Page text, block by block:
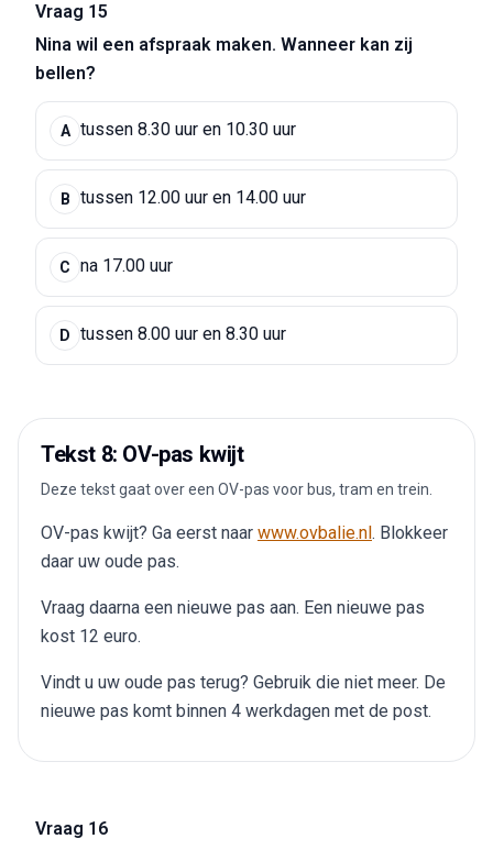
Vraag 15
Nina wil een afspraak maken. Wanneer kan zij
bellen?
A tussen 8.30 uur en 10.30 uur
B tussen 12.00 uur en 14.00 uur
C na 17.00 uur
D tussen 8.00 uur en 8.30 uur
Tekst 8: OV-pas kwijt
Deze tekst gaat over een OV-pas voor bus, tram en trein.
OV-pas kwijt? Ga eerst naar www.ovbalie.nl. Blokkeer
daar uw oude pas.
Vraag daarna een nieuwe pas aan. Een nieuwe pas
kost 12 euro.
Vindt u uw oude pas terug? Gebruik die niet meer. De
nieuwe pas komt binnen 4 werkdagen met de post.
Vraag 16